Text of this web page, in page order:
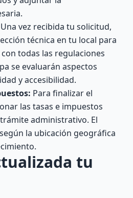
Una vez recibida tu solicitud,
técnica en tu local para
todas las regulaciones
se evaluarán aspectos
y accesibilidad.
Para finalizar el
las tasas e impuestos
administrativo. El
la ubicación geográfica
tu